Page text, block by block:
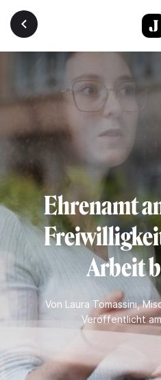
Direkt zum Inhalt
Ehrenamt
Arbeit
Von Laura Tomassini,
Veröffentlicht